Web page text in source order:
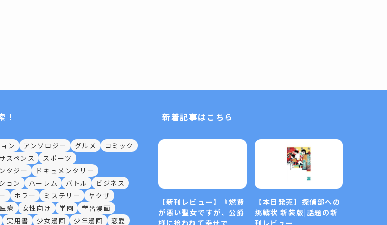
！
ン アンソロジー グルメ
コミック
スペンス
スポーツ
タジー
ドキュメンタリー
ョン
ハーレム バトル
ビジネス
ホラー ミステリー
ヤクザ
医療 女性向け 学園
学習漫画
実用書 少女漫画 少年漫画 恋愛
新着記事はこちら
【新刊レビュー】『燃費
が悪い聖女ですが、公爵
様に拾われて幸せで
【本日発売】探偵部への
挑戦状 新装版|話題の新
刊レビュー